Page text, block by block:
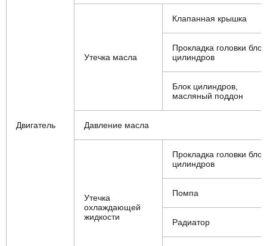
Двигатель
Утечка масла
Клапанная крышка
Прокладка головки
цилиндров
Блок цилиндров,
масляный поддон
Давление масла
Утечка
охлаждающей
жидкости
Прокладка головки
цилиндров
Помпа
Радиатор